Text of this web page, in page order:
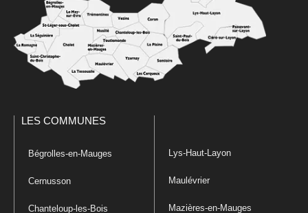
LES COMMUNES
Bégrolles-en-Mauges
Cernusson
Chanteloup-les-Bois
Lys-Haut-Layon
Maulévrier
Mazières-en-Mauges